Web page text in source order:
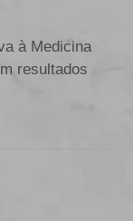
à Medicina
resultados